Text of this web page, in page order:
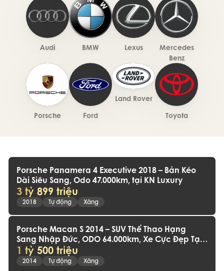
Audi BMW Lexus
Mercedes
Benz
Porsche Ford
Land Rover
Toyota
Porsche Panamera 4 Executive 2018 – Bản Kéo
Dài Siêu Sang, Odo 47.000km, tại KN Luxury
3 tỷ 899 triệu
2018 Tự động Xăng
Porsche Macan S 2014 – SUV Thể Thao Hạng
Sang Nhập Đức, ODO 64.000km, Xe Cực Đẹp Tại
KN Luxury
1 tỷ 500 triệu
2014 Tự động Xăng